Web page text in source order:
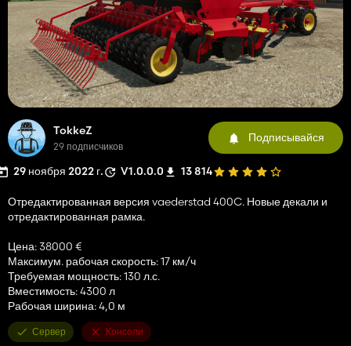
TokkeZ
29 подписчиков
Подписывайся
29 ноября 2022 г. V1.0.0.0 13 814
Отредактированная версия vaederstad 400C. Новые декали и
отредактированная рамка.
Цена: 38000 €
Максимум. рабочая скорость: 17 км/ч
Требуемая мощность: 130 л.с.
Вместимость: 4300 л
Рабочая ширина: 4,0 м
Сервер Консоли